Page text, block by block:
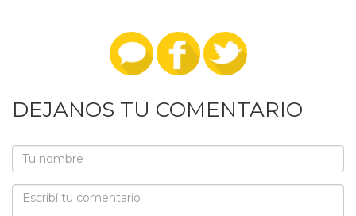
DEJANOS TU COMENTARIO